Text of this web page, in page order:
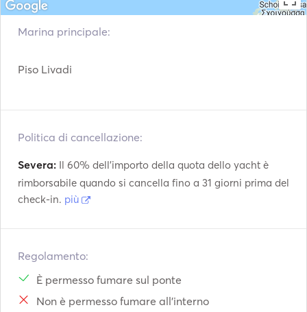
Marina principale:
Piso Livadi
Politica di cancellazione:
Severa: Il 60% dell'importo della quota dello yacht è
rimborsabile quando si cancella fino a 31 giorni prima del
check-in. più
Regolamento:
È permesso fumare sul ponte
Non è permesso fumare all'interno